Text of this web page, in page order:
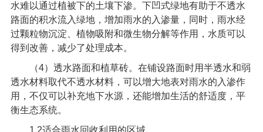
水难以通过植被下的土壤下渗。下凹式绿地有助于不透水
路面的积水流入绿地，增加雨水的入渗量，同时，雨水经
过颗粒物沉淀、植物吸附和微生物分解等作用，水质可以
得到改善，减少了处理成本。
（4）透水路面和植草砖。在铺设路面时用半透水和弱
透水材料取代不透水材料，可以增大地表对雨水的入渗作
用，不仅可以补充地下水源，还能增加生活的舒适度，平
衡生态系统。
1.2适合雨水回收利用的区域